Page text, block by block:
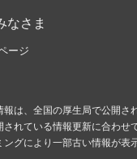
なさま
ージ
報は、全国の厚生局で公開さ
されている情報更新に合わせ
ングにより一部古い情報が表